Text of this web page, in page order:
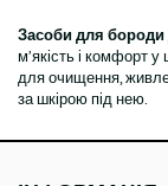
Засоби для бороди
м’якість і комфорт
для очищення,
за шкірою під нею.